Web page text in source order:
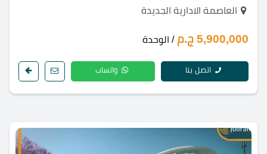
العاصمة الادارية الجديدة
5,900,000 ج.م / الوحدة
اتصل بنا واتساب